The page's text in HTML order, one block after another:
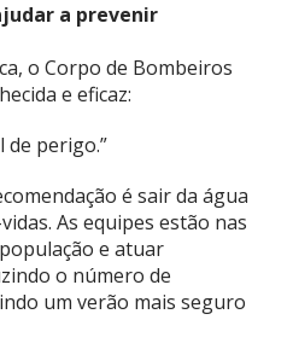
a prevenir
o Corpo de Bombeiros
e eficaz:
de perigo.”
é sair da água
As equipes estão nas
e atuar
o número de
um verão mais seguro